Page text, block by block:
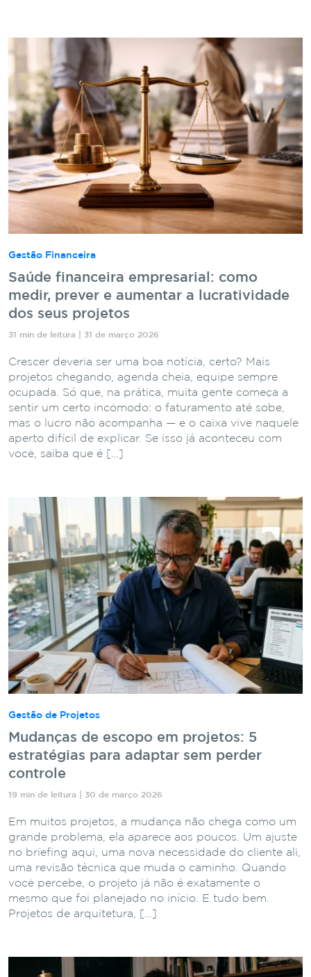
Gestão Financeira
Saúde financeira empresarial: como
medir, prever e aumentar a lucratividade
dos seus projetos
31 min de leitura | 31 de março 2026
Crescer deveria ser uma boa notícia, certo? Mais
projetos chegando, agenda cheia, equipe sempre
ocupada. Só que, na prática, muita gente começa a
sentir um certo incômodo: o faturamento até sobe,
mas o lucro não acompanha — e o caixa vive naquele
aperto difícil de explicar. Se isso já aconteceu com
você, saiba que é […]
Gestão de Projetos
Mudanças de escopo em projetos: 5
estratégias para adaptar sem perder
controle
19 min de leitura | 30 de março 2026
Em muitos projetos, a mudança não chega como um
grande problema, ela aparece aos poucos. Um ajuste
no briefing aqui, uma nova necessidade do cliente ali,
uma revisão técnica que muda o caminho. Quando
você percebe, o projeto já não é exatamente o
mesmo que foi planejado no início. E tudo bem.
Projetos de arquitetura, […]